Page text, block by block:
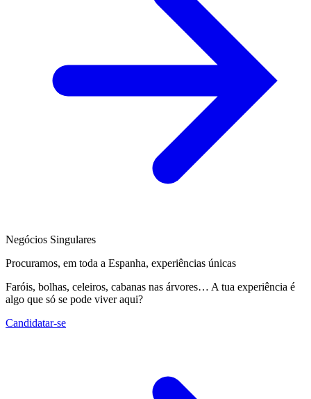
Negócios Singulares
Procuramos, em toda a Espanha, experiências únicas
Faróis, bolhas, celeiros, cabanas nas árvores… A tua experiência é
algo que só se pode viver aqui?
Candidatar-se